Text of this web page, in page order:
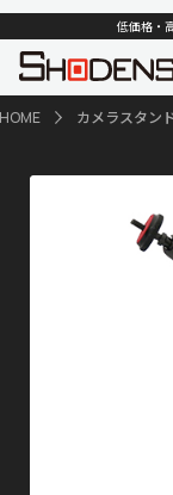
低価格・
HOME カメラスタン